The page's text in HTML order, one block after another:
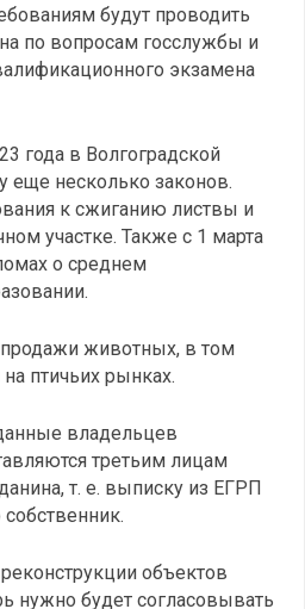
будут проводить
по вопросам госслужбы и
экзамена
года в Волгоградской
еще несколько законов.
к сжиганию листвы и
участке. Также с 1 марта
о среднем
животных, в том
птичьих рынках.
владельцев
третьим лицам
т. е. выписку из ЕГРП
объектов
нужно будет согласовывать